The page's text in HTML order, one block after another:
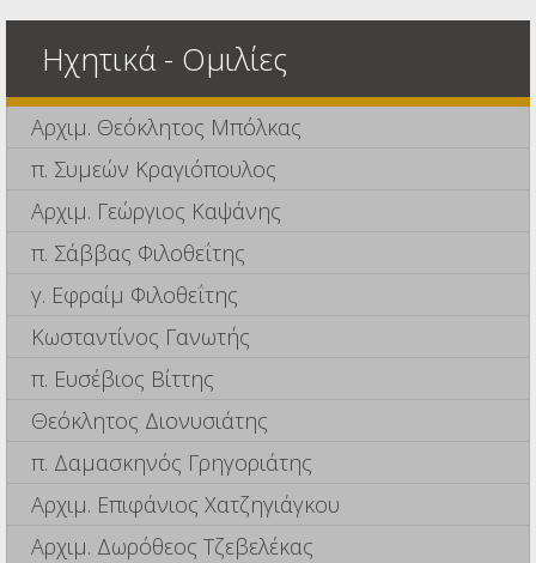
Ηχητικά - Ομιλίες
Αρχιμ. Θεόκλητος Μπόλκας
π. Συμεών Κραγιόπουλος
Αρχιμ. Γεώργιος Καψάνης
π. Σάββας Φιλοθεΐτης
γ. Εφραίμ Φιλοθεΐτης
Κωσταντίνος Γανωτής
π. Ευσέβιος Βίττης
Θεόκλητος Διονυσιάτης
π. Δαμασκηνός Γρηγοριάτης
Αρχιμ. Επιφάνιος Χατζηγιάγκου
Αρχιμ. Δωρόθεος Τζεβελέκας